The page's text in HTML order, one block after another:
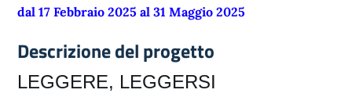
dal 17 Febbraio 2025 al 31 Maggio 2025
Descrizione del progetto
LEGGERE, LEGGERSI